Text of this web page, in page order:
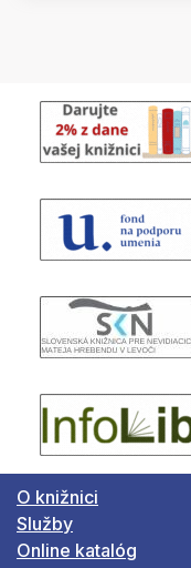
O knižnici
Služby
Online katalóg